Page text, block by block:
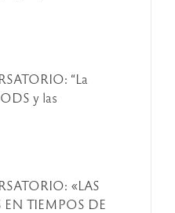
“La
y las
«LAS
TIEMPOS DE